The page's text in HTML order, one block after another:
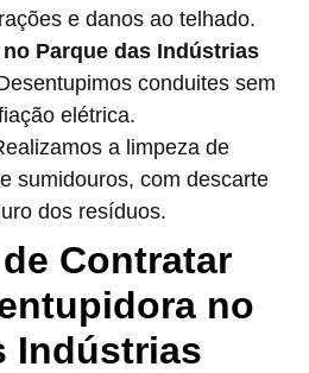
e danos ao telhado.
Parque das Indústrias
conduites sem
elétrica.
a limpeza de
sumidouros, com descarte
dos resíduos.
Contratar
no
Indústrias